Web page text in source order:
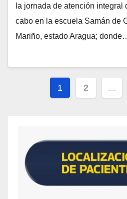
la jornada de atención integral
cabo en la escuela Samán de
Mariño, estado Aragua;
1 2 …